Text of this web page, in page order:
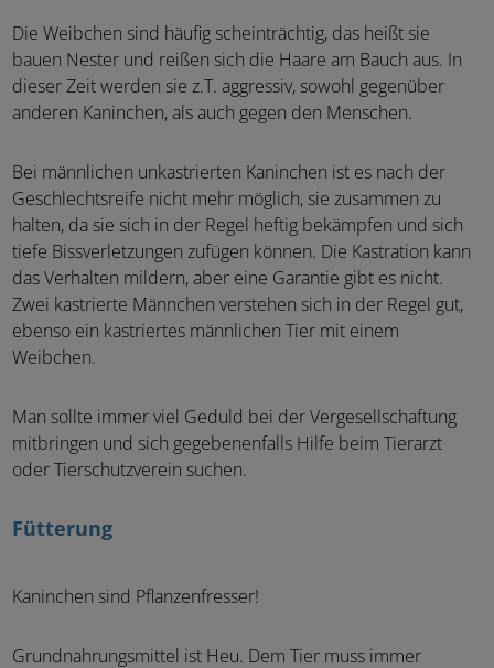
Die Weibchen sind häufig scheinträchtig, das heißt sie
bauen Nester und reißen sich die Haare am Bauch aus. In
dieser Zeit werden sie z.T. aggressiv, sowohl gegenüber
anderen Kaninchen, als auch gegen den Menschen.
Bei männlichen unkastrierten Kaninchen ist es nach der
Geschlechtsreife nicht mehr möglich, sie zusammen zu
halten, da sie sich in der Regel heftig bekämpfen und sich
tiefe Bissverletzungen zufügen können. Die Kastration kann
das Verhalten mildern, aber eine Garantie gibt es nicht.
Zwei kastrierte Männchen verstehen sich in der Regel gut,
ebenso ein kastriertes männlichen Tier mit einem
Weibchen.
Man sollte immer viel Geduld bei der Vergesellschaftung
mitbringen und sich gegebenenfalls Hilfe beim Tierarzt
oder Tierschutzverein suchen.
Fütterung
Kaninchen sind Pflanzenfresser!
Grundnahrungsmittel ist Heu. Dem Tier muss immer